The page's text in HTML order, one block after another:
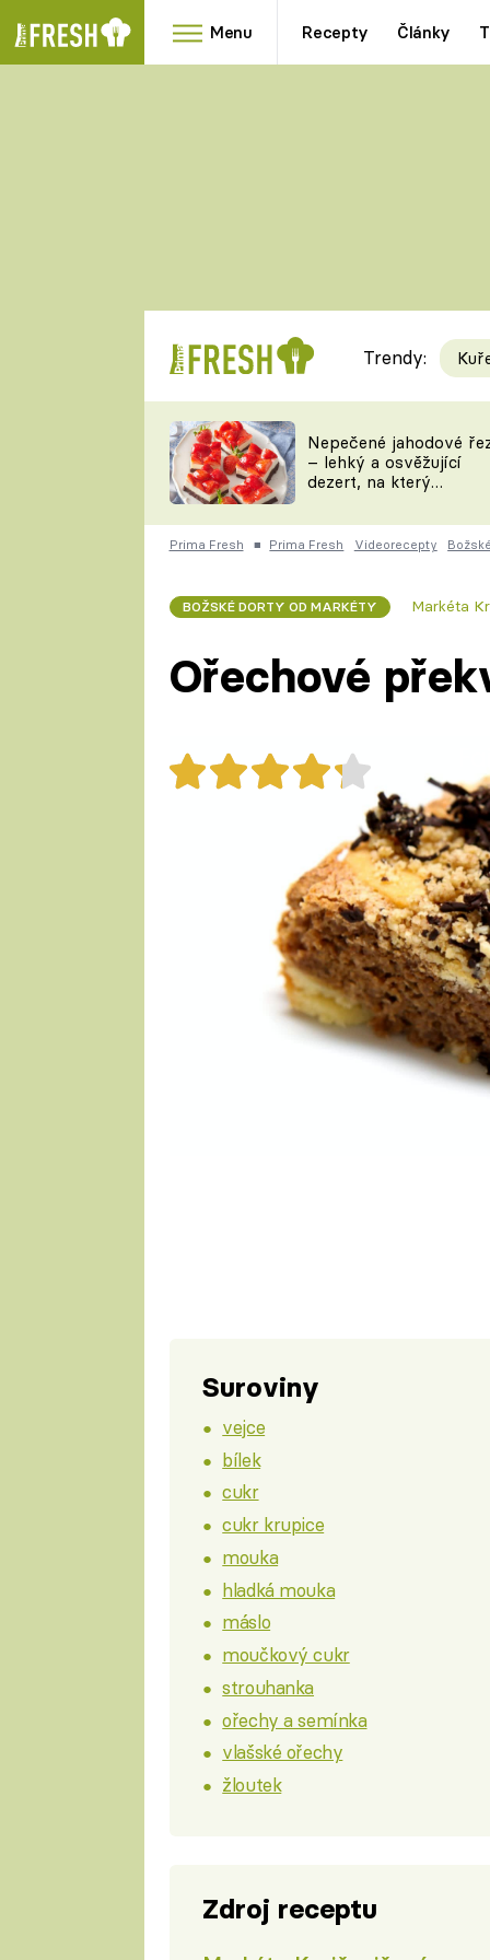
Menu Recepty Články
RYCHLOVKY
TEĎ VAŘÍ ŠÉF!
ČESKO NA TALÍŘI
KUCHAŘKA
Trendy:
Nepečené jahodové
– lehký a osvěžující
dezert, na který
Prima Fresh ■ Prima Fresh Videorecepty
BOŽSKÉ DORTY OD MARKÉTY Markéta
Ořechové
Ořechové překvapení
1 porce
Suroviny
vejce
bílek
cukr
cukr krupice
mouka
hladká mouka
máslo
moučkový cukr
strouhanka
ořechy a semínka
vlašské ořechy
žloutek
Zdroj receptu